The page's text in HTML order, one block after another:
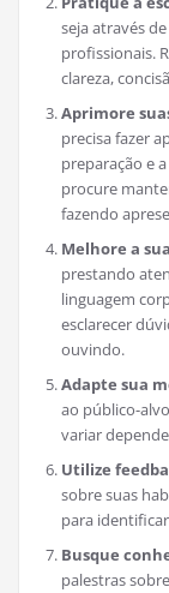
seja através
profissionais.
clareza,
Aprimore
precisa fazer
preparação e
procure
fazendo
Melhore a
prestando
linguagem
esclarecer
ouvindo.
Adapte sua
ao público-
variar
Utilize
sobre suas
para
Busque
palestras